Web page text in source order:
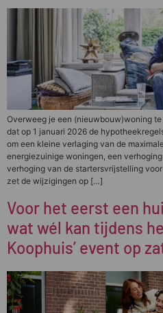
Overweeg je een (nieuwbouw)woning
dat op 1 januari 2026 de
om een kleine verlaging van de
energiezuinige woningen, een
verhoging van de startersvrijstelling
zet de wijzigingen op […]
Voor het eerst een
wat wél kan tijdens
Koophuis’ event op